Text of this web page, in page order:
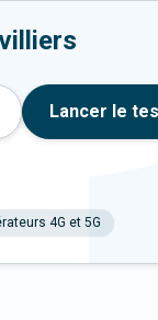
Lancer le
4G et 5G